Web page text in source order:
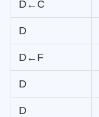
D←C
D
D←F
D
D